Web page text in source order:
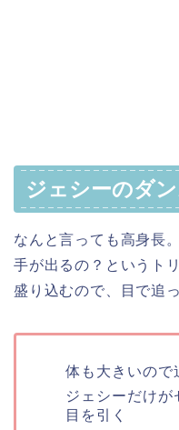
ジェシーのダ
なんと言っても高身長
手が出るの？というト
盛り込むので、目で追
体も大きいので
ジェシーだけが
目を引く